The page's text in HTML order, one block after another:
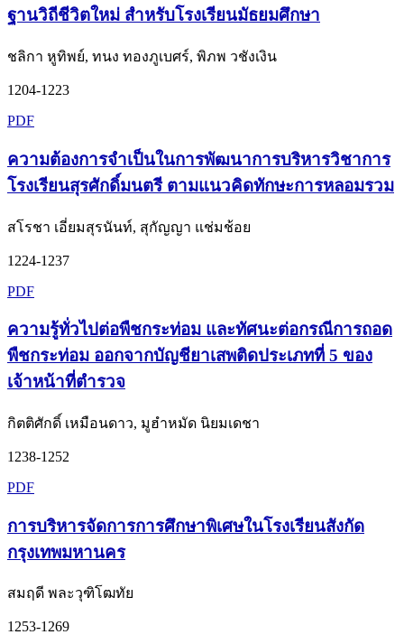
ฐานวิถีชีวิตใหม่ สำหรับโรงเรียนมัธยมศึกษา
ชลิกา หูทิพย์, ทนง ทองภูเบศร์, พิภพ วชังเงิน
1204-1223
PDF
ความต้องการจำเป็นในการพัฒนาการบริหารวิชาการ
โรงเรียนสุรศักดิ์มนตรี ตามแนวคิดทักษะการหลอมรวม
สโรชา เอี่ยมสุรนันท์, สุกัญญา แช่มช้อย
1224-1237
PDF
ความรู้ทั่วไปต่อพืชกระท่อม และทัศนะต่อกรณีการถอด
พืชกระท่อม ออกจากบัญชียาเสพติดประเภทที่ 5 ของ
เจ้าหน้าที่ตำรวจ
กิตติศักดิ์ เหมือนดาว, มูฮำหมัด นิยมเดชา
1238-1252
PDF
การบริหารจัดการการศึกษาพิเศษในโรงเรียนสังกัด
กรุงเทพมหานคร
สมฤดี พละวุฑิโฒทัย
1253-1269